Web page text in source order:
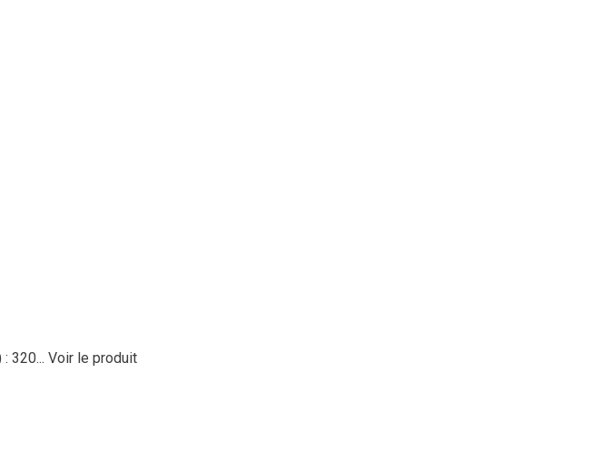
320... Voir le produit